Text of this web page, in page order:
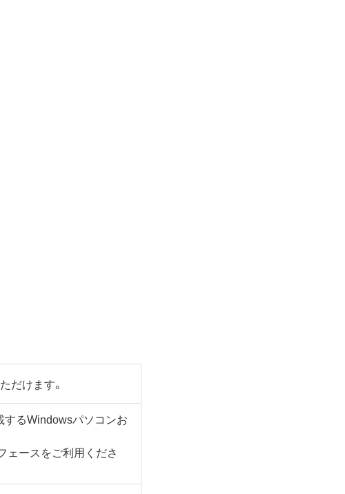
だけます。
するWindowsパソコンお
ェースをご利用くださ